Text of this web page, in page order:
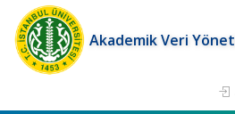
Akademik Veri